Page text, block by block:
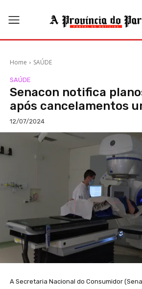
Home SAÚDE
SAÚDE
Senacon notifica
após cancelamentos
12/07/2024
A Secretaria Nacional do Consumidor